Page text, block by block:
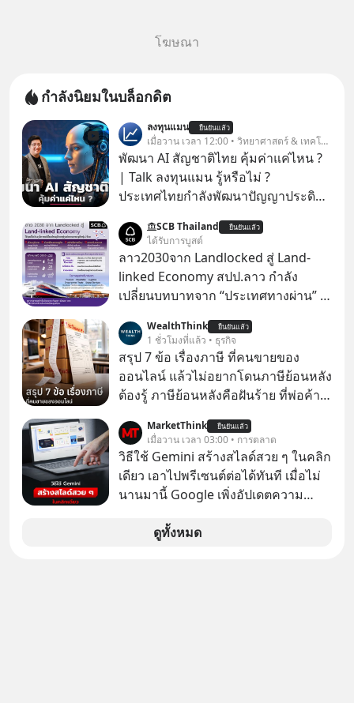
โฆษณา
กำลังนิยมในบล็อกดิต
ลงทุนแมน ยืนยันแล้ว
เมื่อวาน เวลา 12:00 • วิทยาศาสตร์ & เทคโนโลยี
พัฒนา AI สัญชาติไทย คุ้มค่าแค่ไหน ?
| Talk ลงทุนแมน รู้หรือไม่ ?
ประเทศไทยกำลังพัฒนาปัญญาประดิษฐ์
“ThaiLLM” เพื่อให้คนไทยมีโครงสร้าง
พื้นฐานด้าน AI ที่เข้าใจภาษาไทย และ
บริบททางสังคมไทยได้เป็นอย่างดี
คำถามคือ การลงมือพัฒนา AI ของ
นำ ThaiLLM มาใช้จริง จะเกิดอะไรขึ้น
กับสังคมไทย ธุรกิจไทย และเศรษฐกิจ
ไทยบ้าง ? ร่วมวิเคราะห์เรื่องนี้ผ่านมุม
มองของ ดร.อภิวดี ปิยธรรมรงค์ ผู้
เชี่ยวชาญอาวุโสด้านบูรณาการข้อมูล
และปัญญาประดิษฐ์ และคุณปฏิภาณ
ประเสริฐสม ผู้จัดการโครงการ
ThaiLLM
SCB Thailand ยืนยันแล้ว
ได้รับการบูสต์
ลาว2030จาก Landlocked สู่ Land-
linked Economy สปป.ลาว กำลัง
เปลี่ยนบทบาทจาก “ประเทศทางผ่าน” สู่
ของอนุภูมิภาคลุ่มแม่น้ำโขง
WealthThink ยืนยันแล้ว
1 ชั่วโมงที่แล้ว • ธุรกิจ
สรุป 7 ข้อ เรื่องภาษี ที่คนขายของ
ออนไลน์ แล้วไม่อยากโดนภาษีย้อนหลัง
ต้องรู้ ภาษีย้อนหลังคือฝันร้าย ที่พ่อค้า
MarketThink ยืนยันแล้ว
เมื่อวาน เวลา 03:00 • การตลาด
วิธีใช้ Gemini สร้างสไลด์สวย ๆ ในคลิก
เดียว เอาไปพรีเซนต์ต่อได้ทันที เมื่อไม่
นานมานี้ Google เพิ่งอัปเดตความ
สามารถใช้ Gemini ช่วยสร้างสไลด์นำ
ดูทั้งหมด